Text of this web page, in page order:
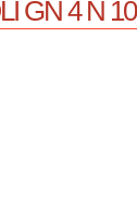
GN 4 N 10